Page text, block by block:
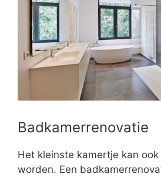
Badkamerrenovatie
Het kleinste kamertje kan
worden. Een